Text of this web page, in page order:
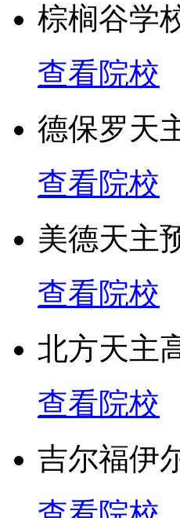
棕榈谷学
查看院校
德保罗天
查看院校
美德天主
查看院校
北方天主
查看院校
吉尔福伊